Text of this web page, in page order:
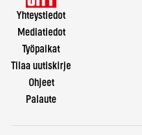
Yhteystiedot
Mediatiedot
Työpaikat
Tilaa uutiskirje
Ohjeet
Palaute